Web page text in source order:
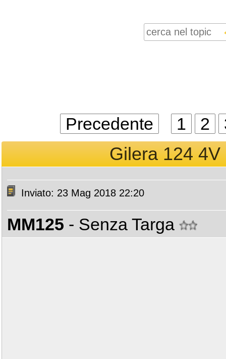
Precedente 1 2
Gilera 124
Inviato: 23 Mag 2018 22:20
MM125 - Senza Targa